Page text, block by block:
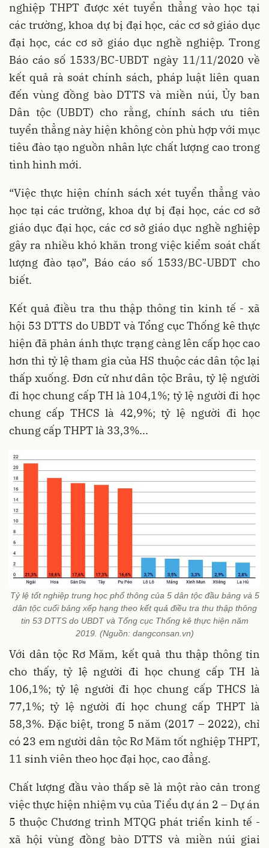
nghiệp THPT được xét tuyển thẳng vào học tại
các trường, khoa dự bị đại học, các cơ sở giáo dục
đại học, các cơ sở giáo dục nghề nghiệp. Trong
Báo cáo số 1533/BC-UBDT ngày 11/11/2020 về
kết quả rà soát chính sách, pháp luật liên quan
đến vùng đồng bào DTTS và miền núi, Ủy ban
Dân tộc (UBDT) cho rằng, chính sách ưu tiên
tuyển thẳng này hiện không còn phù hợp với mục
tiêu đào tạo nguồn nhân lực chất lượng cao trong
tình hình mới.
“Việc thực hiện chính sách xét tuyển thẳng vào
học tại các trường, khoa dự bị đại học, các cơ sở
giáo dục đại học, các cơ sở giáo dục nghề nghiệp
gây ra nhiều khó khăn trong việc kiểm soát chất
lượng đào tạo”, Báo cáo số 1533/BC-UBDT cho
biết.
Kết quả điều tra thu thập thông tin kinh tế - xã
hội 53 DTTS do UBDT và Tổng cục Thống kê thực
hiện đã phản ánh thực trạng càng lên cấp học cao
hơn thì tỷ lệ tham gia của HS thuộc các dân tộc lại
thấp xuống. Đơn cử như dân tộc Brâu, tỷ lệ người
đi học chung cấp TH là 104,1%; tỷ lệ người đi học
chung cấp THCS là 42,9%; tỷ lệ người đi học
chung cấp THPT là 33,3%...
Tỷ lệ tốt nghiệp trung học phổ thông của 5 dân tộc đầu bảng và 5
dân tộc cuối bảng xếp hạng theo kết quả điều tra thu thập thông
tin 53 DTTS do UBDT và Tổng cục Thống kê thực hiện năm
2019. (Nguồn: dangconsan.vn)
Với dân tộc Rơ Măm, kết quả thu thập thông tin
cho thấy, tỷ lệ người đi học chung cấp TH là
106,1%; tỷ lệ người đi học chung cấp THCS là
77,1%; tỷ lệ người đi học chung cấp THPT là
58,3%. Đặc biệt, trong 5 năm (2017 – 2022), chỉ
có 23 em người dân tộc Rơ Măm tốt nghiệp THPT,
11 sinh viên theo học đại học, cao đẳng.
Chất lượng đầu vào thấp sẽ là một rào cản trong
việc thực hiện nhiệm vụ của Tiểu dự án 2 – Dự án
5 thuộc Chương trình MTQG phát triển kinh tế -
xã hội vùng đồng bào DTTS và miền núi giai